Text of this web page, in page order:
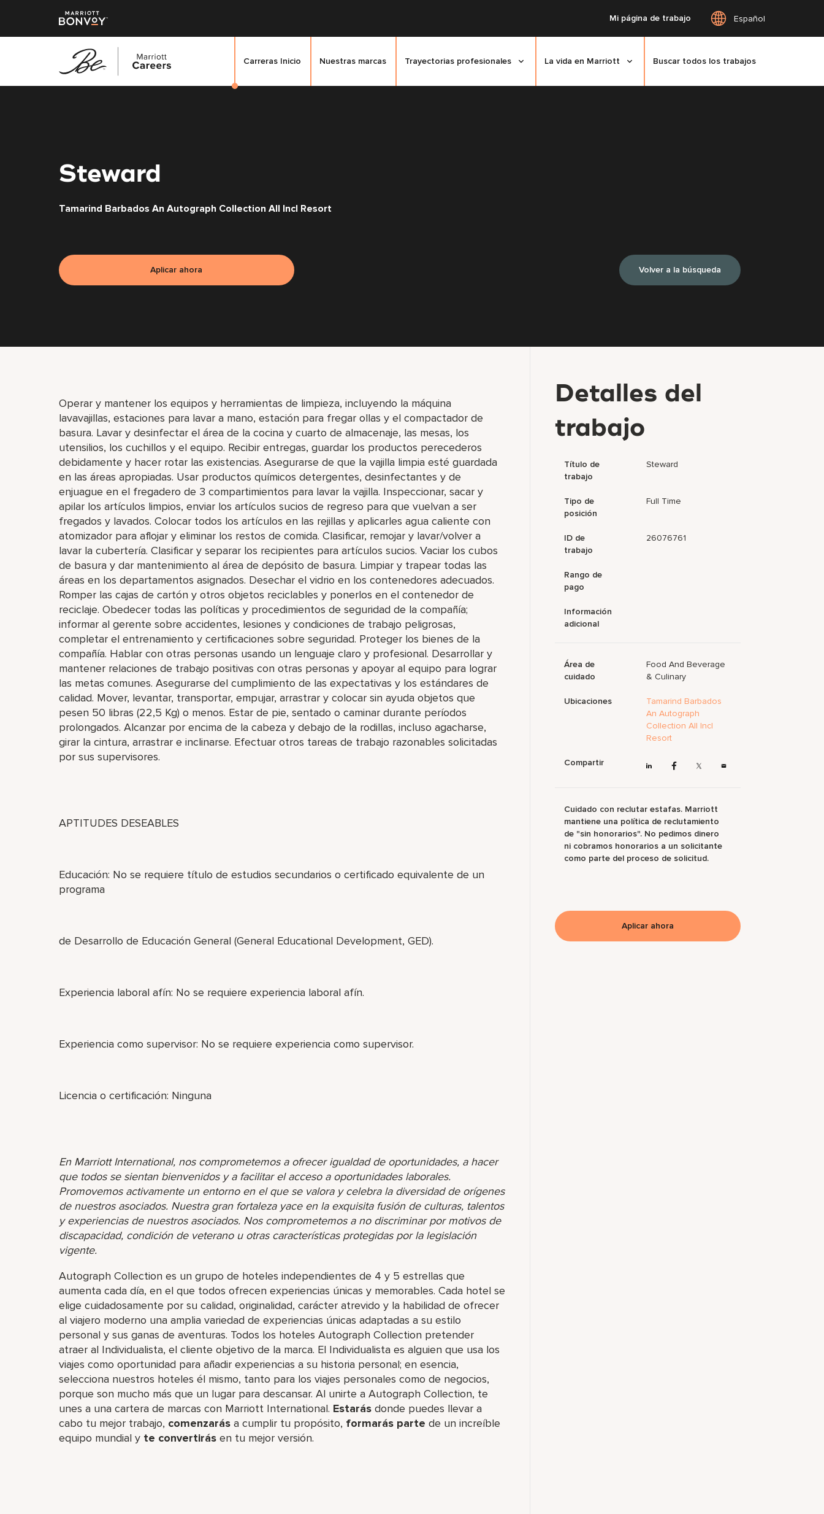
Mi página de trabajo Español
Carreras Inicio Nuestras marcas Trayectorias profesionales La vida en Marriott Buscar todos los trabajos
Steward
Tamarind Barbados An Autograph Collection All Incl Resort
Aplicar ahora Volver a la búsqueda
Operar y mantener los equipos y herramientas de limpieza, incluyendo la máquina
lavavajillas, estaciones para lavar a mano, estación para fregar ollas y el compactador de
basura. Lavar y desinfectar el área de la cocina y cuarto de almacenaje, las mesas, los
utensilios, los cuchillos y el equipo. Recibir entregas, guardar los productos perecederos
debidamente y hacer rotar las existencias. Asegurarse de que la vajilla limpia esté guardada
en las áreas apropiadas. Usar productos químicos detergentes, desinfectantes y de
enjuague en el fregadero de 3 compartimientos para lavar la vajilla. Inspeccionar, sacar y
apilar los artículos limpios, enviar los artículos sucios de regreso para que vuelvan a ser
fregados y lavados. Colocar todos los artículos en las rejillas y aplicarles agua caliente con
atomizador para aflojar y eliminar los restos de comida. Clasificar, remojar y lavar/volver a
lavar la cubertería. Clasificar y separar los recipientes para artículos sucios. Vaciar los cubos
de basura y dar mantenimiento al área de depósito de basura. Limpiar y trapear todas las
áreas en los departamentos asignados. Desechar el vidrio en los contenedores adecuados.
Romper las cajas de cartón y otros objetos reciclables y ponerlos en el contenedor de
reciclaje. Obedecer todas las políticas y procedimientos de seguridad de la compañía;
informar al gerente sobre accidentes, lesiones y condiciones de trabajo peligrosas,
completar el entrenamiento y certificaciones sobre seguridad. Proteger los bienes de la
compañía. Hablar con otras personas usando un lenguaje claro y profesional. Desarrollar y
mantener relaciones de trabajo positivas con otras personas y apoyar al equipo para lograr
las metas comunes. Asegurarse del cumplimiento de las expectativas y los estándares de
calidad. Mover, levantar, transportar, empujar, arrastrar y colocar sin ayuda objetos que
pesen 50 libras (22,5 Kg) o menos. Estar de pie, sentado o caminar durante períodos
prolongados. Alcanzar por encima de la cabeza y debajo de la rodillas, incluso agacharse,
girar la cintura, arrastrar e inclinarse. Efectuar otros tareas de trabajo razonables solicitadas
por sus supervisores.
APTITUDES DESEABLES
Educación: No se requiere título de estudios secundarios o certificado equivalente de un
programa
de Desarrollo de Educación General (General Educational Development, GED).
Experiencia laboral afín: No se requiere experiencia laboral afín.
Experiencia como supervisor: No se requiere experiencia como supervisor.
Licencia o certificación: Ninguna
En Marriott International, nos comprometemos a ofrecer igualdad de oportunidades, a hacer
que todos se sientan bienvenidos y a facilitar el acceso a oportunidades laborales.
Promovemos activamente un entorno en el que se valora y celebra la diversidad de orígenes
de nuestros asociados. Nuestra gran fortaleza yace en la exquisita fusión de culturas, talentos
y experiencias de nuestros asociados. Nos comprometemos a no discriminar por motivos de
discapacidad, condición de veterano u otras características protegidas por la legislación
vigente.
Autograph Collection es un grupo de hoteles independientes de 4 y 5 estrellas que
aumenta cada día, en el que todos ofrecen experiencias únicas y memorables. Cada hotel se
elige cuidadosamente por su calidad, originalidad, carácter atrevido y la habilidad de ofrecer
al viajero moderno una amplia variedad de experiencias únicas adaptadas a su estilo
personal y sus ganas de aventuras. Todos los hoteles Autograph Collection pretender
atraer al Individualista, el cliente objetivo de la marca. El Individualista es alguien que usa los
viajes como oportunidad para añadir experiencias a su historia personal; en esencia,
selecciona nuestros hoteles él mismo, tanto para los viajes personales como de negocios,
porque son mucho más que un lugar para descansar. Al unirte a Autograph Collection, te
unes a una cartera de marcas con Marriott International. Estarás donde puedes llevar a
cabo tu mejor trabajo,​ comenzarás a cumplir tu propósito, formarás parte de un increíble​
equipo mundial y te convertirás en tu mejor versión.
Detalles del
trabajo
Título de
trabajo
Steward
Tipo de
posición
Full Time
ID de
trabajo
26076761
Rango de
pago
Información
adicional
Área de
cuidado
Food And Beverage
& Culinary
Ubicaciones
Tamarind Barbados
An Autograph
Collection All Incl
Resort
Compartir
Cuidado con reclutar estafas. Marriott
mantiene una política de reclutamiento
de "sin honorarios". No pedimos dinero
ni cobramos honorarios a un solicitante
como parte del proceso de solicitud.
Aplicar ahora